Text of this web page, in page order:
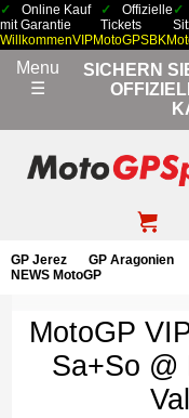
Online Kauf
mit Garantie
Offizielle
Tickets
WillkommenVIPMotoGPSBK
Menu
☰
SICHERN
GP Jerez GP Aragonien
NEWS MotoGP
MotoGP
Sa+So @